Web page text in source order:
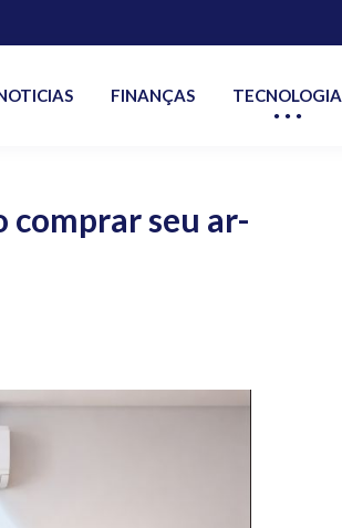
FINANÇAS TECNOLOGIA
comprar seu ar-